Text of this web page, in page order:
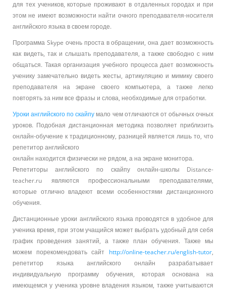
для тех учеников, которые проживают в отдаленных городах и при
этом не имеют возможности найти очного преподавателя-носителя
английского языка в своем городе.
Программа Skype очень проста в обращении, она дает возможность
как видеть, так и слышать преподавателя, а также свободно с ним
общаться. Такая организация учебного процесса дает возможность
ученику замечательно видеть жесты, артикуляцию и мимику своего
преподавателя на экране своего компьютера, а также легко
повторять за ним все фразы и слова, необходимые для отработки.
Уроки английского по скайпу мало чем отличаются от обычных очных
уроков. Подобная дистанционная методика позволяет приблизить
онлайн-обучение к традиционному, разницей является лишь то, что
репетитор английского
онлайн находится физически не рядом, а на экране монитора.
Репетиторы английского по скайпу онлайн-школы Distance-
teacher.ru являются профессиональными преподавателями,
которые отлично владеют всеми особенностями дистанционного
обучения.
Дистанционные уроки английского языка проводятся в удобное для
ученика время, при этом учащийся может выбрать удобный для себя
график проведения занятий, а также план обучения. Также мы
можем порекомендовать сайт http://online-teacher.ru/english-tutor,
репетитор языка английского онлайн разрабатывает
индивидуальную программу обучения, которая основана на
имеющемся у ученика уровне владения языком, также учитываются